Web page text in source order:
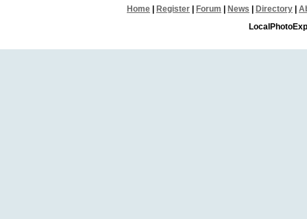
Home Register Forum News Directory